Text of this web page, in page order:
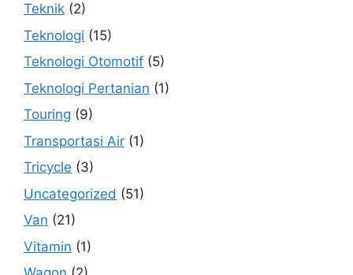
Teknik (2)
Teknologi (15)
Teknologi Otomotif (5)
Teknologi Pertanian (1)
Touring (9)
Transportasi Air (1)
Tricycle (3)
Uncategorized (51)
Van (21)
Vitamin (1)